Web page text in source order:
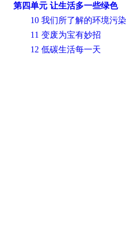
第四单元 让生活多一些绿色
10 我们所了解的环境污染
11 变废为宝有妙招
12 低碳生活每一天